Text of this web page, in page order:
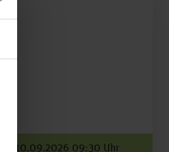
| 10.09.2026 09:30 Uhr